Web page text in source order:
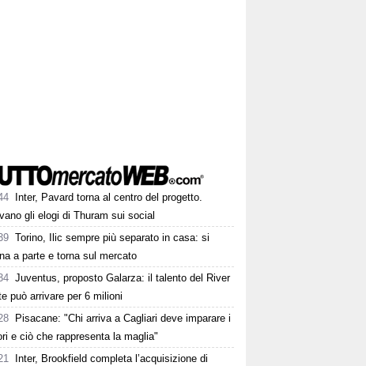
Inter, Pavard torna al centro del progetto.
gli elogi di Thuram sui social
Torino, Ilic sempre più separato in casa: si
a parte e torna sul mercato
Juventus, proposto Galarza: il talento del River
può arrivare per 6 milioni
Pisacane: "Chi arriva a Cagliari deve imparare i
e ciò che rappresenta la maglia"
Inter, Brookfield completa l’acquisizione di